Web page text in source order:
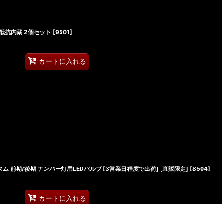
抗内蔵 2個セット [9501]
カートに入れる
前期/後期 ナンバー灯用LEDバルブ [3営業日程度で出荷] [直販限定] [8504]
カートに入れる